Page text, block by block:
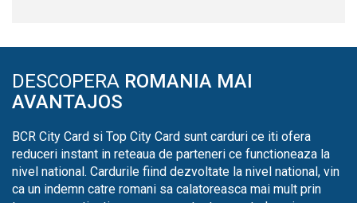
DESCOPERA ROMANIA MAI
AVANTAJOS
BCR City Card si Top City Card sunt carduri ce iti ofera
reduceri instant in reteaua de parteneri ce functioneaza la
nivel national. Cardurile fiind dezvoltate la nivel national, vin
ca un indemn catre romani sa calatoreasca mai mult prin